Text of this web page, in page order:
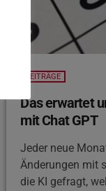
BEITRÄGE
Das erwartet
mit Chat GPT
Jeder neue
Änderungen mit
die KI gefragt,